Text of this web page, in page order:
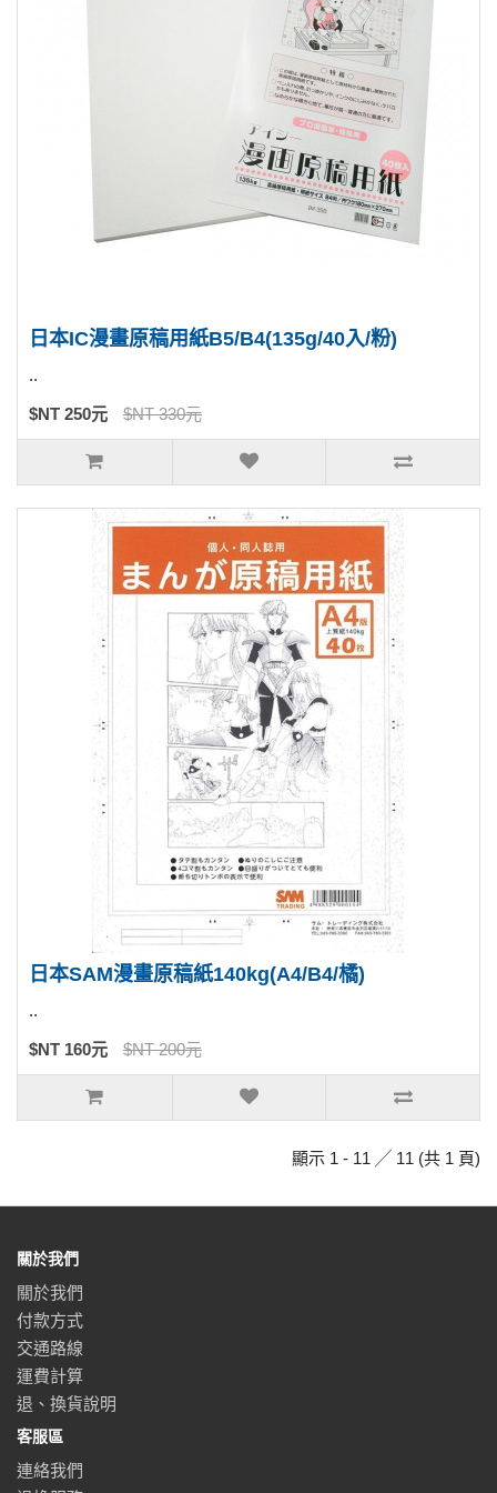
日本IC漫畫原稿用紙B5/B4(135g/40入/粉)
..
$NT 250元 $NT 330元
日本SAM漫畫原稿紙140kg(A4/B4/橘)
..
$NT 160元 $NT 200元
顯示 1 - 11 ╱ 11 (共 1 頁)
關於我們
關於我們
付款方式
交通路線
運費計算
退、換貨說明
客服區
連絡我們